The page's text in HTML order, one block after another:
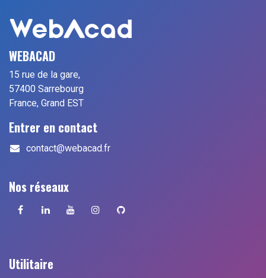
WEBACAD
15 rue de la gare,
57400 Sarrebourg
France, Grand EST
Entrer en contact
contact@webacad.fr
Nos réseaux
Utilitaire